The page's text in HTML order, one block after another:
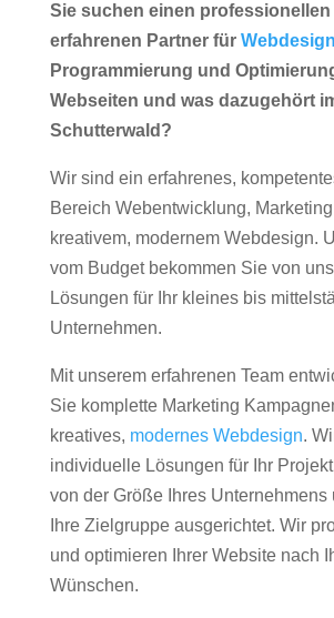
Sie suchen einen professionellen
erfahrenen Partner für Webdesign
Programmierung und
Webseiten und was dazugehört
Schutterwald?
Wir sind ein erfahrenes,
Bereich Webentwicklung,
kreativem, modernem Webdesign.
vom Budget bekommen Sie von
Lösungen für Ihr kleines bis
Unternehmen.
Mit unserem erfahrenen Team
Sie komplette Marketing
kreatives, modernes Webdesign.
individuelle Lösungen für Ihr
von der Größe Ihres Unternehmens
Ihre Zielgruppe ausgerichtet. Wir
und optimieren Ihrer Website nach
Wünschen.